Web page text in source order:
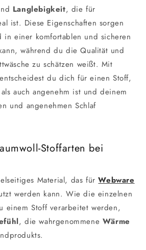
Langlebigkeit, die für
ist. Diese Eigenschaften sorgen
in einer komfortablen und sicheren
während du die Qualität und
zu schätzen weißt. Mit
du dich für einen Stoff,
auch angenehm ist und deinem
und angenehmen Schlaf
Stoffarten bei
Material, das fürWebware
werden kann. Wie die einzelnen
einem Stoff verarbeitet werden,
, die wahrgenommene Wärme